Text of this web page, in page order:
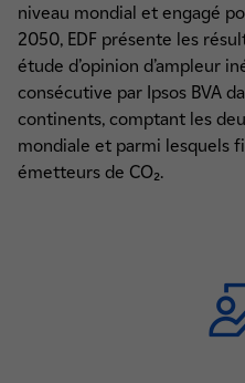
niveau mondial et engagé
2050, EDF présente les
étude d’opinion d’ampleur
consécutive par Ipsos BVA
continents, comptant les
mondiale et parmi lesquels
émetteurs de CO₂.